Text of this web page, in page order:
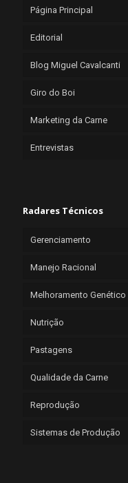
Página Principal
Editorial
Blog Miguel Cavalcanti
Giro do Boi
Marketing da Carne
Entrevistas
Radares Técnicos
Gerenciamento
Manejo Racional
Melhoramento Genético
Nutrição
Pastagens
Qualidade da Carne
Reprodução
Sistemas de Produção